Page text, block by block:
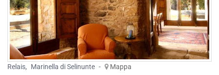
Relais, Marinella di Selinunte -
Mappa